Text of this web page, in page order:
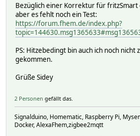
Bezüglich einer Korrektur für fritzSmart
aber es fehlt noch ein Test:
https://forum.fhem.de/index.php?
PS: Hitzebedingt bin auch ich noch nicht
gekommen.
Grüße Sidey
2 Personen gefällt das.
Signalduino, Homematic, Raspberry Pi,
Docker, AlexaFhem,zigbee2mqtt